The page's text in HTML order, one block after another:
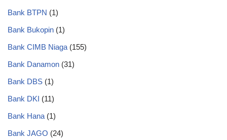
Bank BTPN (1)
Bank Bukopin (1)
Bank CIMB Niaga (155)
Bank Danamon (31)
Bank DBS (1)
Bank DKI (11)
Bank Hana (1)
Bank JAGO (24)